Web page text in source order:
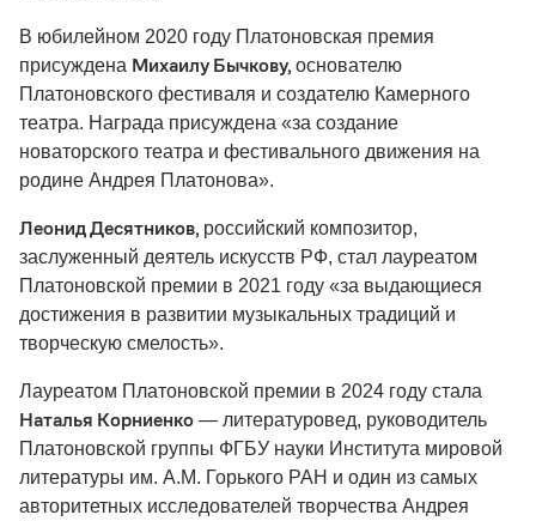
В юбилейном 2020 году Платоновская премия
присуждена Михаилу Бычкову, основателю
Платоновского фестиваля и создателю Камерного
театра. Награда присуждена «за создание
новаторского театра и фестивального движения на
родине Андрея Платонова».
Леонид Десятников, российский композитор,
заслуженный деятель искусств РФ, стал лауреатом
Платоновской премии в 2021 году «за выдающиеся
достижения в развитии музыкальных традиций и
творческую смелость».
Лауреатом Платоновской премии в 2024 году стала
Наталья Корниенко — литературовед, руководитель
Платоновской группы ФГБУ науки Института мировой
литературы им. А.М. Горького РАН и один из самых
авторитетных исследователей творчества Андрея